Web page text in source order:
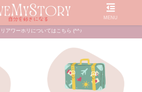
アワーホリについてはこちら (^^♪
MENU